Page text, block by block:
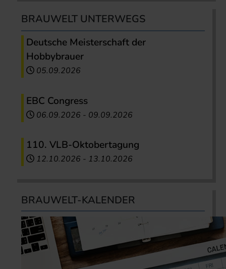
BRAUWELT UNTERWEGS
Deutsche Meisterschaft der
Hobbybrauer
05.09.2026
EBC Congress
06.09.2026 - 09.09.2026
110. VLB-Oktobertagung
12.10.2026 - 13.10.2026
BRAUWELT-KALENDER